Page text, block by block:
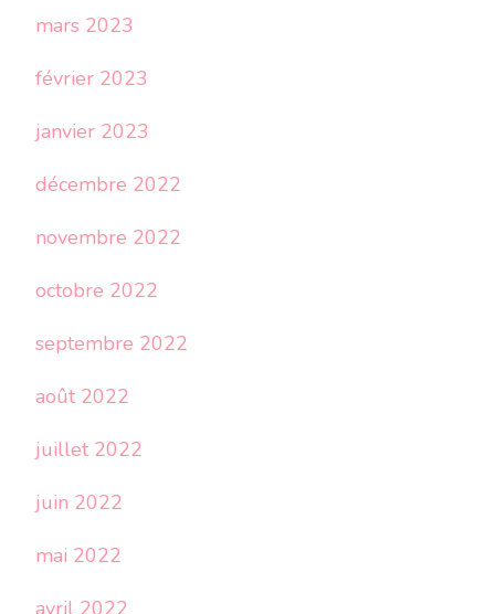
mars 2023
février 2023
janvier 2023
décembre 2022
novembre 2022
octobre 2022
septembre 2022
août 2022
juillet 2022
juin 2022
mai 2022
avril 2022